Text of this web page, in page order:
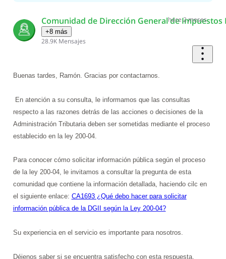
Comunidad de Dirección General de
+8 más
28.9K Mensajes
hace 2 meses
Buenas tardes, Ramón. Gracias por contactarnos.
En atención a su consulta, le informamos que las consultas
respecto a las razones detrás de las acciones o decisiones de la
Administración Tributaria deben ser sometidas mediante el proceso
establecido en la ley 200-04.
Para conocer cómo solicitar información pública según el proceso
de la ley 200-04, le invitamos a consultar la pregunta de esta
comunidad que contiene la información detallada, haciendo cilc en
el siguiente enlace: CA1693 ¿Qué debo hacer para solicitar
información pública de la DGII según la Ley 200-04?
Su experiencia en el servicio es importante para nosotros.
Déjenos saber si se encuentra satisfecho con esta respuesta,